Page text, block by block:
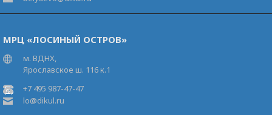
МРЦ «ЛОСИНЫЙ ОСТРОВ»
м. ВДНХ,
Ярославское ш. 116 к.1
+7 495 987-47-47
lo@dikul.ru